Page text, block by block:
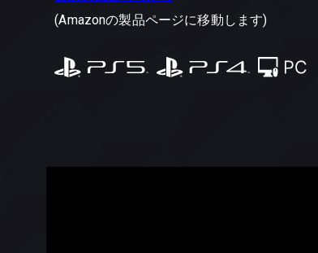
(Amazonの製品ページに移動します)